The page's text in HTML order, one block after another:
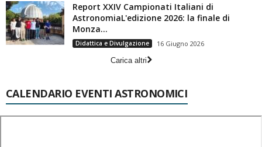
Report XXIV Campionati Italiani di
AstronomiaL'edizione 2026: la finale di
Monza...
Didattica e Divulgazione
16 Giugno 2026
Carica altri
CALENDARIO EVENTI ASTRONOMICI